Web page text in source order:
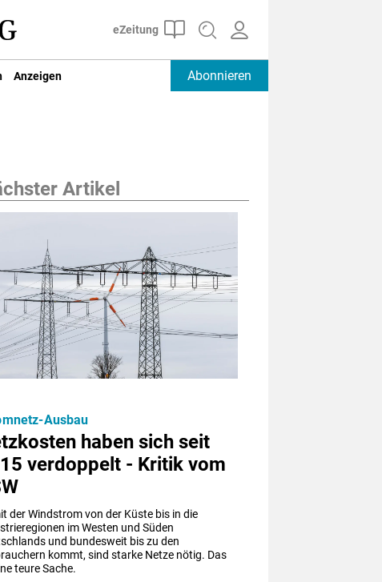
Anzeigen Abonnieren
Artikel
haben sich seit
verdoppelt - Kritik vom
der Windstrom von der Küste bis in die
im Westen und Süden
und bundesweit bis zu den
kommt, sind starke Netze nötig. Das
teure Sache.
Ausbau